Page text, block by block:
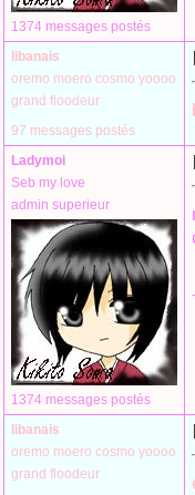
1374 messages postés
libanais
oremo moero cosmo yoooo
grand floodeur
97 messages postés
Ladymoi
Seb my love
admin superieur
1374 messages postés
libanais
oremo moero cosmo yoooo
grand floodeur